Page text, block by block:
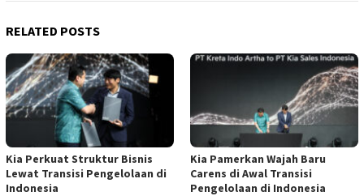
RELATED POSTS
Kia Perkuat Struktur Bisnis
Lewat Transisi Pengelolaan di
Indonesia
Kia Pamerkan Wajah Baru
Carens di Awal Transisi
Pengelolaan di Indonesia